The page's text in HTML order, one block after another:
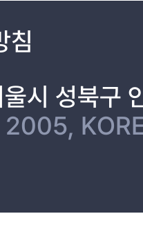
침
시 성북구